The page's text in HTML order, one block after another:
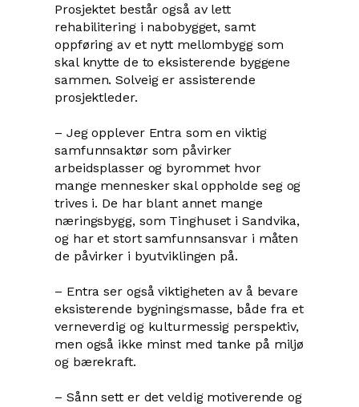
Prosjektet består også av lett
rehabilitering i nabobygget, samt
oppføring av et nytt mellombygg som
skal knytte de to eksisterende byggene
sammen. Solveig er assisterende
prosjektleder.
– Jeg opplever Entra som en viktig
samfunnsaktør som påvirker
arbeidsplasser og byrommet hvor
mange mennesker skal oppholde seg og
trives i. De har blant annet mange
næringsbygg, som Tinghuset i Sandvika,
og har et stort samfunnsansvar i måten
de påvirker i byutviklingen på.
– Entra ser også viktigheten av å bevare
eksisterende bygningsmasse, både fra et
verneverdig og kulturmessig perspektiv,
men også ikke minst med tanke på miljø
og bærekraft.
– Sånn sett er det veldig motiverende og